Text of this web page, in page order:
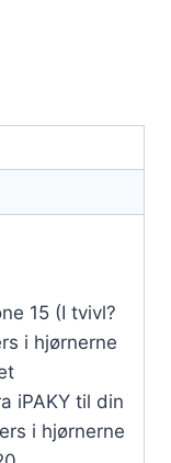
15 (I tvivl?
i hjørnerne
iPAKY til din
i hjørnerne